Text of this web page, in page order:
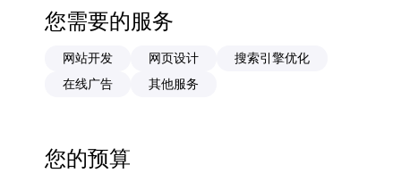
您需要的服务
网站开发 网页设计
搜索引擎优化
在线广告
其他服务
您的预算